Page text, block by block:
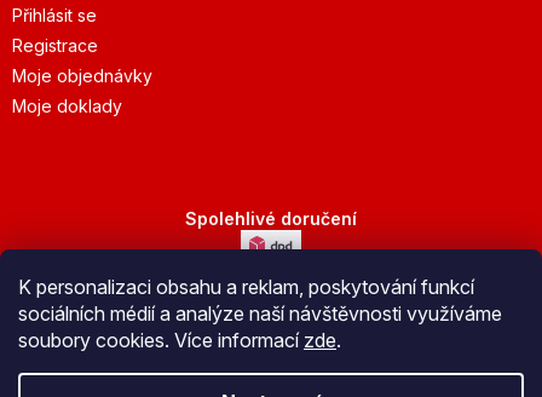
K personalizaci obsahu a reklam, poskytování funkcí
sociálních médií a analýze naší návštěvnosti využíváme
soubory cookies. Více informací zde.
Přihlásit se
Registrace
Moje objednávky
Moje doklady
Spolehlivé doručení
Bezpečná platba